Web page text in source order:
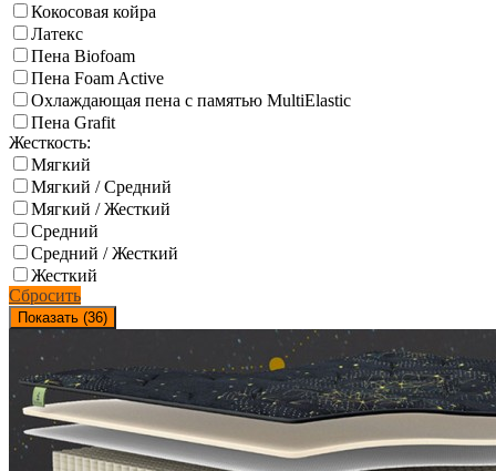
Кокосовая койра
Латекс
Пена Biofoam
Пена Foam Active
Охлаждающая пена с памятью MultiElastic
Пена Grafit
Жесткость:
Мягкий
Мягкий / Средний
Мягкий / Жесткий
Средний
Средний / Жесткий
Жесткий
Сбросить
Показать (36)